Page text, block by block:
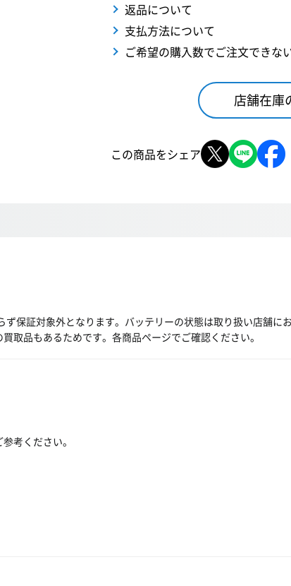
返品について
支払方法について
ご希望の購入数でご注文できな
店舗在庫
この商品をシェア
保証対象外となります。バッテリーの状態は取り扱い店舗に
取品もあるためです。各商品ページでご確認ください。
考ください。